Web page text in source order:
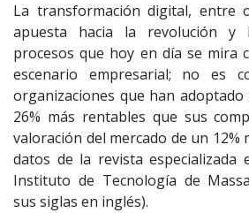
La transformación digital, entre
apuesta hacia la revolución y
procesos que hoy en día se mira
escenario empresarial; no es
organizaciones que han
26% más rentables que sus
valoración del mercado de un 12%
datos de la revista especializada
Instituto de Tecnología de
sus siglas en inglés).